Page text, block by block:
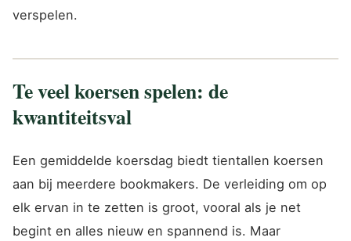
verspelen.
Te veel koersen spelen: de
kwantiteitsval
Een gemiddelde koersdag biedt tientallen koersen
aan bij meerdere bookmakers. De verleiding om op
elk ervan in te zetten is groot, vooral als je net
begint en alles nieuw en spannend is. Maar